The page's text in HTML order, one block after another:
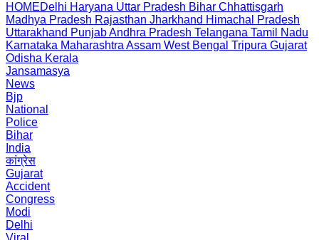
HOMEDelhi Haryana Uttar Pradesh Bihar Chhattisgarh
Madhya Pradesh Rajasthan Jharkhand Himachal Pradesh
Uttarakhand PunjabAndhra Pradesh Telangana Tamil Nadu
Karnataka Maharashtra Assam West Bengal Tripura Gujarat
Odisha Kerala
Jansamasya
News
Bjp
National
Police
Bihar
India
कांग्रेस
Gujarat
Accident
Congress
Modi
Delhi
Viral